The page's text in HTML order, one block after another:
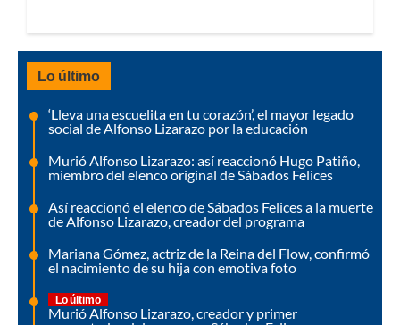
Lo último
‘Lleva una escuelita en tu corazón’, el mayor legado
social de Alfonso Lizarazo por la educación
Murió Alfonso Lizarazo: así reaccionó Hugo Patiño,
miembro del elenco original de Sábados Felices
Así reaccionó el elenco de Sábados Felices a la muerte
de Alfonso Lizarazo, creador del programa
Mariana Gómez, actriz de la Reina del Flow, confirmó
el nacimiento de su hija con emotiva foto
Lo último
Murió Alfonso Lizarazo, creador y primer